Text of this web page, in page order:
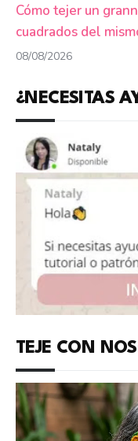
Cómo tejer un
cuadrados del
08/08/2026
¿NECESITAS
TEJE CON